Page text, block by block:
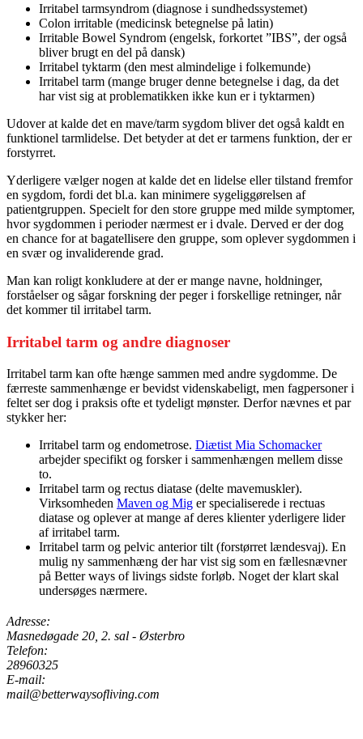
Irritabel tarmsyndrom (diagnose i sundhedssystemet)
Colon irritable (medicinsk betegnelse på latin)
Irritable Bowel Syndrom (engelsk, forkortet ”IBS”, der også
bliver brugt en del på dansk)
Irritabel tyktarm (den mest almindelige i folkemunde)
Irritabel tarm (mange bruger denne betegnelse i dag, da det
har vist sig at problematikken ikke kun er i tyktarmen)
Udover at kalde det en mave/tarm sygdom bliver det også kaldt en
funktionel tarmlidelse. Det betyder at det er tarmens funktion, der er
forstyrret.
Yderligere vælger nogen at kalde det en lidelse eller tilstand fremfor
en sygdom, fordi det bl.a. kan minimere sygeliggørelsen af
patientgruppen. Specielt for den store gruppe med milde symptomer,
hvor sygdommen i perioder nærmest er i dvale. Derved er der dog
en chance for at bagatellisere den gruppe, som oplever sygdommen i
en svær og invaliderende grad.
Man kan roligt konkludere at der er mange navne, holdninger,
forståelser og sågar forskning der peger i forskellige retninger, når
det kommer til irritabel tarm.
Irritabel tarm og andre diagnoser
Irritabel tarm kan ofte hænge sammen med andre sygdomme. De
færreste sammenhænge er bevidst videnskabeligt, men fagpersoner i
feltet ser dog i praksis ofte et tydeligt mønster. Derfor nævnes et par
stykker her:
Irritabel tarm og endometrose. Diætist Mia Schomacker
arbejder specifikt og forsker i sammenhængen mellem disse
to.
Irritabel tarm og rectus diatase (delte mavemuskler).
Virksomheden Maven og Mig er specialiserede i rectuas
diatase og oplever at mange af deres klienter yderligere lider
af irritabel tarm.
Irritabel tarm og pelvic anterior tilt (forstørret lændesvaj). En
mulig ny sammenhæng der har vist sig som en fællesnævner
på Better ways of livings sidste forløb. Noget der klart skal
undersøges nærmere.
Adresse:
Masnedøgade 20, 2. sal - Østerbro
Telefon:
28960325
E-mail:
mail@betterwaysofliving.com